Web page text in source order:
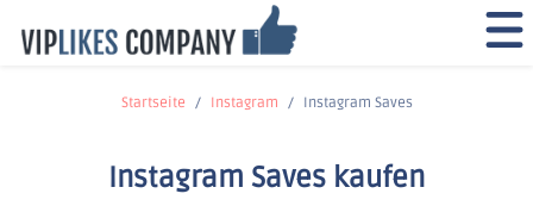
Startseite Instagram Instagram Saves
Instagram Saves kaufen